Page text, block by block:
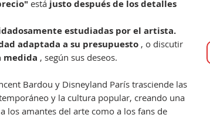
está justo después de los detalles
estudiadas por el artista.
adaptada a su presupuesto , o discutir
medida , según sus deseos.
Bardou y Disneyland París trasciende las
y la cultura popular, creando una
los amantes del arte como a los fans de